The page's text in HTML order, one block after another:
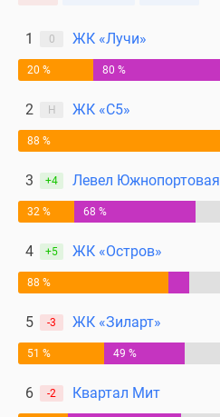
1 0 ЖК «Лучи»
20 % 80 %
2 Н ЖК «С5»
88 %
3 +4 Левел Южнопортовая
32 % 68 %
4 +5 ЖК «Остров»
88 %
5 -3 ЖК «Зиларт»
51 % 49 %
6 -2 Квартал Мит